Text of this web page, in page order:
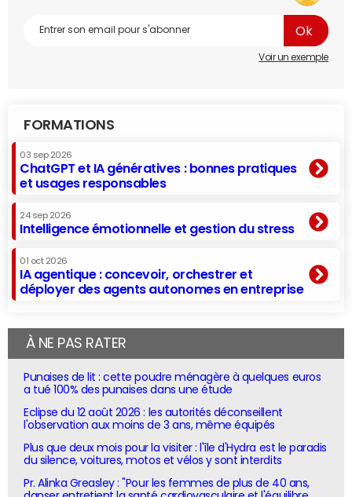
Voir un exemple
FORMATIONS
03 sep 2026
ChatGPT et IA génératives : bonnes pratiques
et usages responsables
24 sep 2026
Intelligence émotionnelle et gestion du stress
01 oct 2026
IA agentique : concevoir, orchestrer et
déployer des agents autonomes en entreprise
À NE PAS RATER
Punaises de lit : cette poudre ménagère à quelques euros
a tué 100% des punaises dans une étude
Eclipse du 12 août 2026 : les autorités déconseillent
l'observation aux moins de 3 ans, même équipés
Plus que deux mois pour la visiter : l'île d'Hydra est le paradis
du silence, voitures, motos et vélos y sont interdits
Pr. Alinka Greasley : "Pour les femmes de plus de 40 ans,